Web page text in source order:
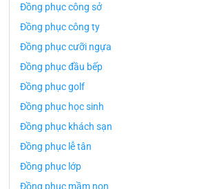
Đồng phục công sở
Đồng phục công ty
Đồng phục cưỡi ngựa
Đồng phục đầu bếp
Đồng phục golf
Đồng phục học sinh
Đồng phục khách sạn
Đồng phục lễ tân
Đồng phục lớp
Đồng phục mầm non